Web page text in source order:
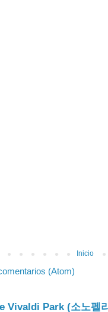
Inicio
(Atom)
Vivaldi Park (소노펠